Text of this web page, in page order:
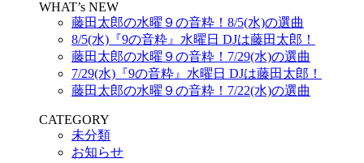
WHAT’s NEW
藤田太郎の水曜９の音粋！8/5(水)の選曲
8/5(水)『9の音粋』水曜日 DJは藤田太郎！
藤田太郎の水曜９の音粋！7/29(水)の選曲
7/29(水)『9の音粋』水曜日 DJは藤田太郎！
藤田太郎の水曜９の音粋！7/22(水)の選曲
CATEGORY
未分類
お知らせ